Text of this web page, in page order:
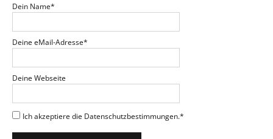
Dein Name*
Deine eMail-Adresse*
Deine Webseite
Ich akzeptiere die Datenschutzbestimmungen.*